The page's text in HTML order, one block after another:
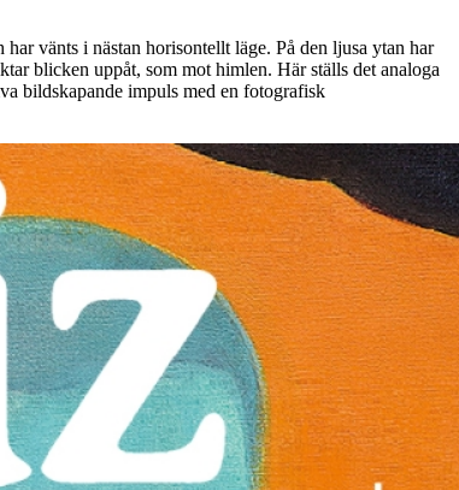
vänts i nästan horisontellt läge. På den ljusa ytan har
blicken uppåt, som mot himlen. Här ställs det analoga
bildskapande impuls med en fotografisk